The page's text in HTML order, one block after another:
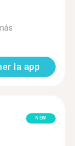
la app
NEW